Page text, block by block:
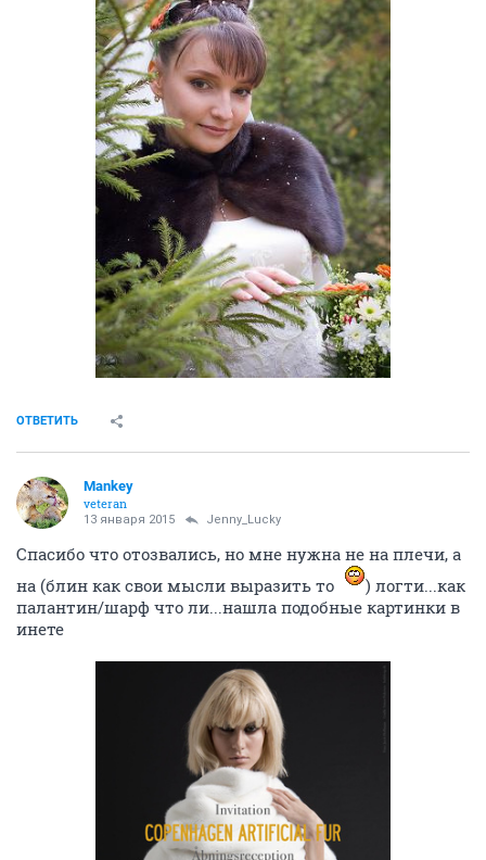
ОТВЕТИТЬ
Mankey
veteran
13 января 2015 Jenny_Lucky
Спасибо что отозвались, но мне нужна не на плечи, а
на (блин как свои мысли выразить то
) логти...как
палантин/шарф что ли...нашла подобные картинки в
инете